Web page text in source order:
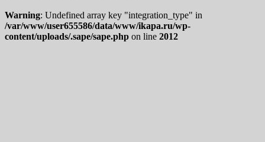
Warning: Undefined array key "integration_type" in
/var/www/user655586/data/www/ikapa.ru/wp-
content/uploads/.sape/sape.php on line 2012